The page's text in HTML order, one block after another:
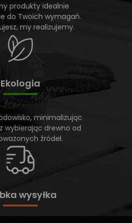
produkty idealnie
do Twoich wymagań.
my realizujemy.
Ekologia
minimalizując
wybierając drewno od
źródeł.
wysyłka